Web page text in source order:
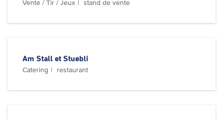
Vente / Tir / Jeux stand de vente
Am Stall et Stuebli
Catering restaurant